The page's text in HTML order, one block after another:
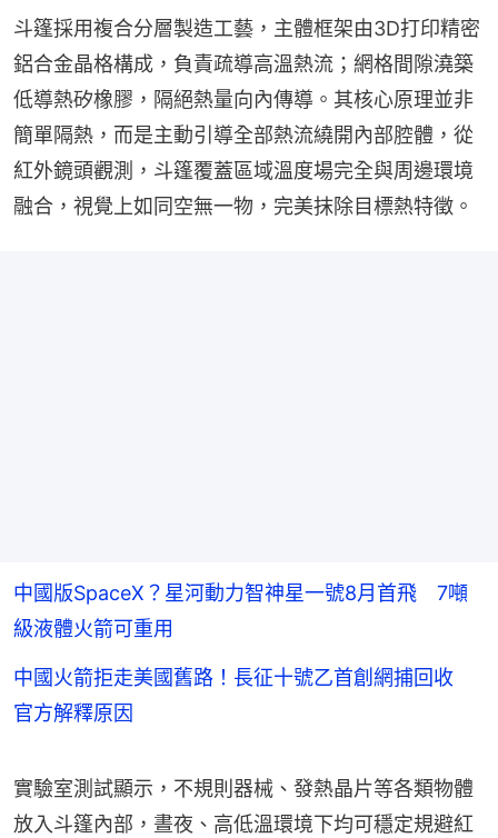
斗篷採用複合分層製造工藝，主體框架由3D打印精密
鋁合金晶格構成，負責疏導高溫熱流；網格間隙澆築
低導熱矽橡膠，隔絕熱量向內傳導。其核心原理並非
簡單隔熱，而是主動引導全部熱流繞開內部腔體，從
紅外鏡頭觀測，斗篷覆蓋區域溫度場完全與周邊環境
融合，視覺上如同空無一物，完美抹除目標熱特徵。
中國版SpaceX？星河動力智神星一號8月首飛 7噸
級液體火箭可重用
中國火箭拒走美國舊路！長征十號乙首創網捕回收
官方解釋原因
實驗室測試顯示，不規則器械、發熱晶片等各類物體
放入斗篷內部，晝夜、高低溫環境下均可穩定規避紅